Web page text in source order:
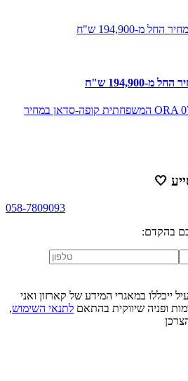
כלמוביל מתחילה לשווק את ORA 07 המשפחתית קופה-סדאן במחיר
🤍
058-7809093
בהקדם:
ייכללו במאגרי המידע של קארזון ואני
ופניה שיווקית בהתאם לתנאי השימוש,